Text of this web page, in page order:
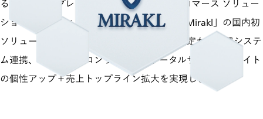
るマーケットプレイス構築を支援します。Eコマース ソリュー
ションのリーディングプロバイダーである「Mirakl」の国内初
ソリューションパートナーとして、導入・設定から各種システ
ム連携、セラー獲得コンサルまでをトータルサポート。サイト
の個性アップ＋売上トップライン拡大を実現します。